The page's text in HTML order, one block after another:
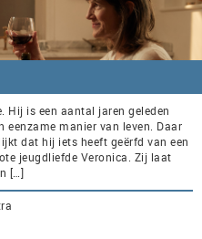
Hij is een aantal jaren geleden
eenzame manier van leven. Daar
dat hij iets heeft geërfd van een
jeugdliefde Veronica. Zij laat
[…]